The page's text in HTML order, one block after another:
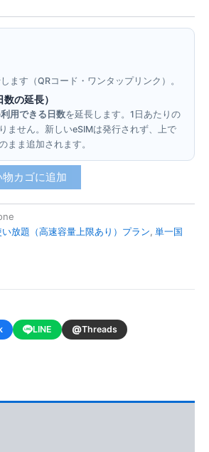
ます（QRコード・ワンタップリンク）。
の延長）
利用できる日数を延長します。1日あたりの
ません。新しいeSIMは発行されず、上で
まま追加されます。
物カゴに追加
放題（高速容量上限あり）プラン, 単一国
LINE @Threads